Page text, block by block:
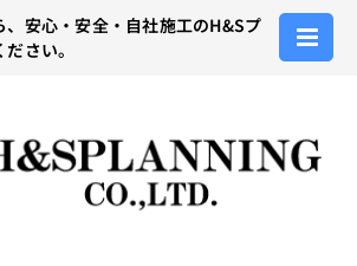
安心・安全・自社施工のH&Sプ
さい。